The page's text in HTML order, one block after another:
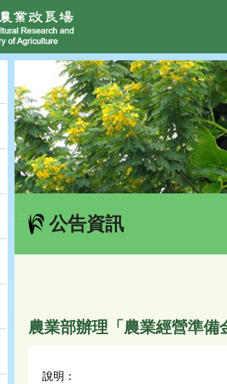
::: 公告資訊
農業部辦理「農業經營準備
說明：